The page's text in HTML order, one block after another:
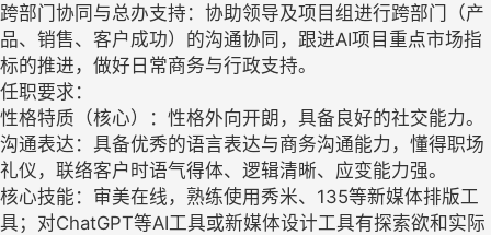
跨部门协同与总办支持：协助领导及项目组进行跨部门（产
品、销售、客户成功）的沟通协同，跟进AI项目重点市场指
标的推进，做好日常商务与行政支持。
任职要求：
性格特质（核心）：性格外向开朗，具备良好的社交能力。
沟通表达：具备优秀的语言表达与商务沟通能力，懂得职场
礼仪，联络客户时语气得体、逻辑清晰、应变能力强。
核心技能：审美在线，熟练使用秀米、135等新媒体排版工
具；对ChatGPT等AI工具或新媒体设计工具有探索欲和实际